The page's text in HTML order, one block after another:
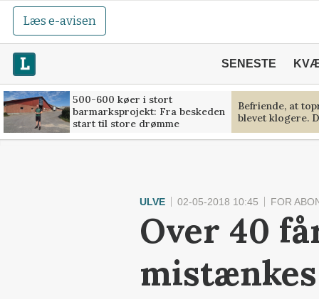
Læs e-avisen
SENESTE
500-600 køer i stort
barmarksprojekt: Fra beskeden
start til store drømme
Befriende, at
blevet klogere.
ULVE 02-05-2018 10:45 FOR
Over 40
mistænkes